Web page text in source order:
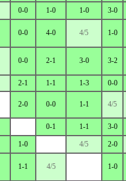
0-0 1-0 1-0 3-0
0-0 4-0 4/5 1-0
0-0 2-1 3-0 3-2
2-1 1-1 1-3 0-0
2-0 0-0 1-1 4/5
0-1 1-1 3-0
1-0 4/5 2-0
1-1 4/5 1-0